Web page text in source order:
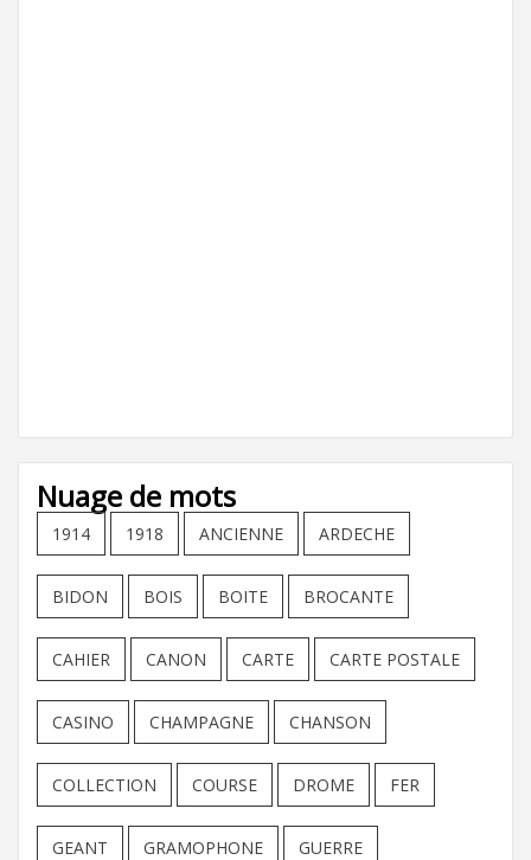
Nuage de mots
1914 1918 ANCIENNE ARDECHE
BIDON BOIS BOITE BROCANTE
CAHIER CANON CARTE CARTE POSTALE
CASINO CHAMPAGNE CHANSON
COLLECTION COURSE DROME FER
GEANT GRAMOPHONE GUERRE